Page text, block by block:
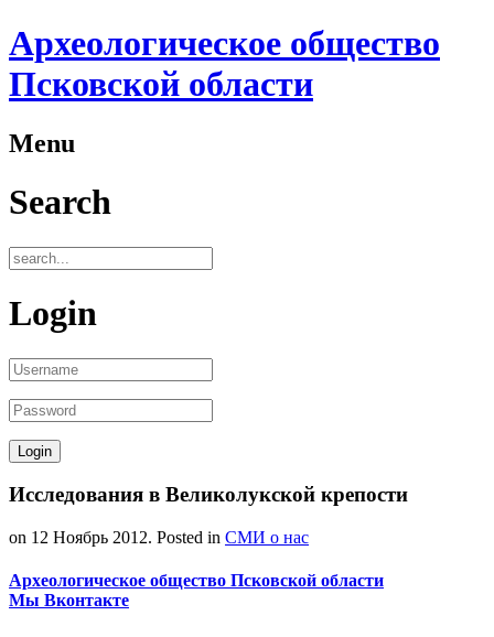
Археологическое общество
Псковской области
Menu
Search
Login
Исследования в Великолукской крепости
on 12 Ноябрь 2012. Posted in СМИ о нас
Археологическое общество Псковской области
Мы Вконтакте